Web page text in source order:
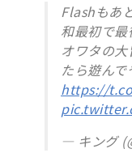
Flashもあ
和最初で
オワタの
たら遊んで
https://
— キング